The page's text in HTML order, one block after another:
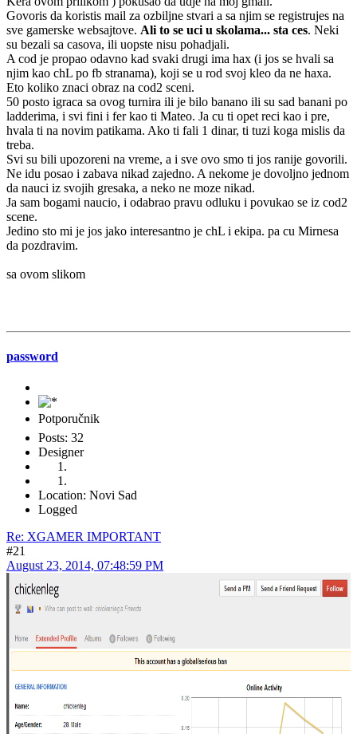
Govoris da koristis mail za ozbiljne stvari a sa njim se registrujes na
sve gamerske websajtove. Ali to se uci u skolama... sta ces. Neki
su bezali sa casova, ili uopste nisu pohadjali.
A cod je propao odavno kad svaki drugi ima hax (i jos se hvali sa
njim kao chL po fb stranama), koji se u rod svoj kleo da ne haxa.
Eto koliko znaci obraz na cod2 sceni.
50 posto igraca sa ovog turnira ili je bilo banano ili su sad banani po
ladderima, i svi fini i fer kao ti Mateo. Ja cu ti opet reci kao i pre,
hvala ti na novim patikama. Ako ti fali 1 dinar, ti tuzi koga mislis da
treba.
Svi su bili upozoreni na vreme, a i sve ovo smo ti jos ranije govorili.
Ne idu posao i zabava nikad zajedno. A nekome je dovoljno jednom
da nauci iz svojih gresaka, a neko ne moze nikad.
Ja sam bogami naucio, i odabrao pravu odluku i povukao se iz cod2
scene.
Jedino sto mi je jos jako interesantno je chL i ekipa. pa cu Mirnesa
da pozdravim.
sa ovom slikom
password
Potporučnik
Posts: 32
Designer
Location: Novi Sad
Logged
Re: XGAMER IMPORTANT
#21
August 23, 2014, 07:48:59 PM